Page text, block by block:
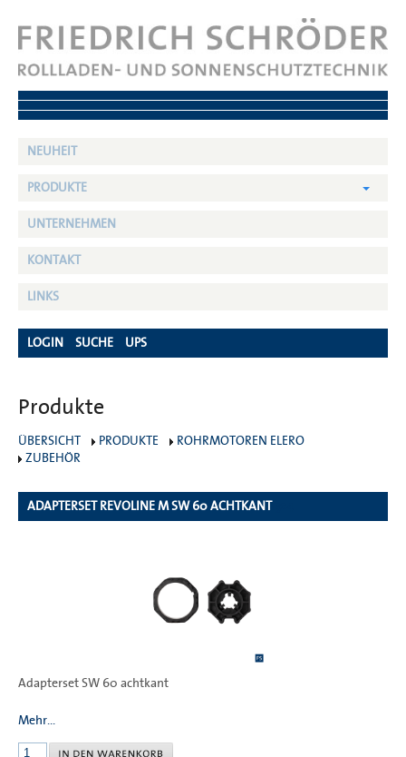
NEUHEIT
PRODUKTE
UNTERNEHMEN
KONTAKT
LINKS
LOGIN SUCHE UPS
Produkte
ÜBERSICHT PRODUKTE
ROHRMOTOREN ELERO
ZUBEHÖR
ADAPTERSET REVOLINE M SW 60 ACHTKANT
Adapterset SW 60 achtkant
Mehr...